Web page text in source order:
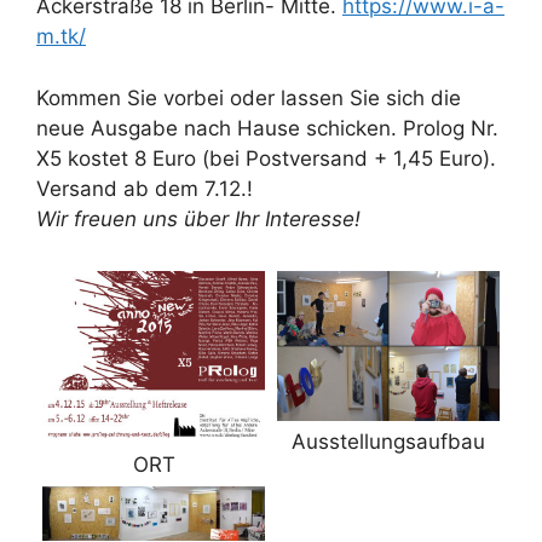
Ackerstraße 18 in Berlin- Mitte. https://www.i-a-
m.tk/
Kommen Sie vorbei oder lassen Sie sich die
neue Ausgabe nach Hause schicken. Prolog Nr.
X5 kostet 8 Euro (bei Postversand + 1,45 Euro).
Versand ab dem 7.12.!
Wir freuen uns über Ihr Interesse!
ORT
Ausstellungsaufbau